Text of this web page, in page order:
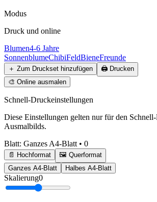
Modus
Druck und online
Blumen4-6 Jahre
SonnenblumeChibiFeldBieneFreunde
＋ Zum Druckset hinzufügen 🖨️ Drucken
🎨 Online ausmalen
Schnell-Druckeinstellungen
Diese Einstellungen gelten nur für den
Ausmalbilds.
Blatt: Ganzes A4-Blatt • 0
📄 Hochformat
🖼️ Querformat
Ganzes A4-Blatt
Halbes A4-Blatt
Skalierung0